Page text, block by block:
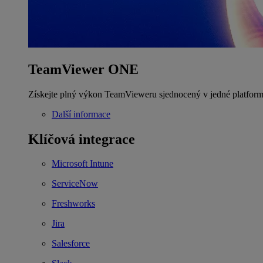
TeamViewer ONE
Získejte plný výkon TeamVieweru sjednocený v jedné
Další informace
Klíčová integrace
Microsoft Intune
ServiceNow
Freshworks
Jira
Salesforce